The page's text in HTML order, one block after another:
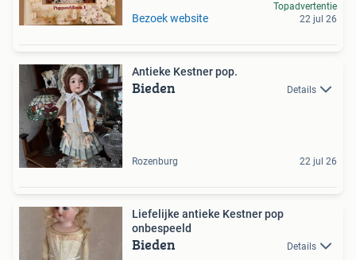
Bezoek website
Topadvertentie
22 jul 26
Antieke Kestner pop.
Bieden Details
Rozenburg 22 jul 26
Liefelijke antieke Kestner pop
onbespeeld
Bieden Details